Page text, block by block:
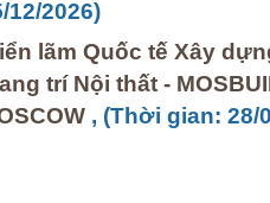
12/2026)
lãm Quốc tế Xây
trí Nội thất -
, (Thời gian: 28/